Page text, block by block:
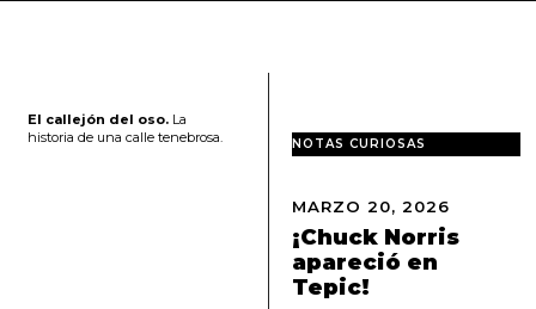
El callejón del oso.La
historia de una calle tenebrosa.
NOTAS CURIOSAS
MARZO 20, 2026
R
¡Chuck Norris
apareció en
Tepic!